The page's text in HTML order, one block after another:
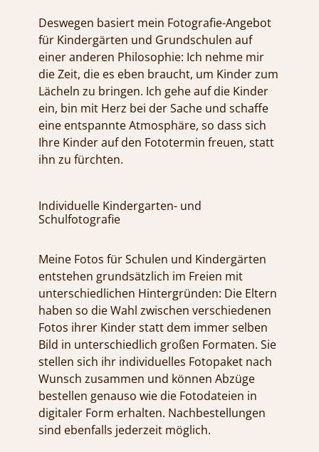
Deswegen basiert mein Fotografie-Angebot
für Kindergärten und Grundschulen auf
einer anderen Philosophie: Ich nehme mir
die Zeit, die es eben braucht, um Kinder zum
Lächeln zu bringen. Ich gehe auf die Kinder
ein, bin mit Herz bei der Sache und schaffe
eine entspannte Atmosphäre, so dass sich
Ihre Kinder auf den Fototermin freuen, statt
ihn zu fürchten.
Individuelle Kindergarten- und
Schulfotografie
Meine Fotos für Schulen und Kindergärten
entstehen grundsätzlich im Freien mit
unterschiedlichen Hintergründen: Die Eltern
haben so die Wahl zwischen verschiedenen
Fotos ihrer Kinder statt dem immer selben
Bild in unterschiedlich großen Formaten. Sie
stellen sich ihr individuelles Fotopaket nach
Wunsch zusammen und können Abzüge
bestellen genauso wie die Fotodateien in
digitaler Form erhalten. Nachbestellungen
sind ebenfalls jederzeit möglich.